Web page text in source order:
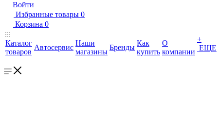
Войти
Избранные товары 0
Корзина 0
Каталог
товаров
Автосервис
Наши
магазины
Бренды
Как
купить
О
компании
+
ЕЩЕ